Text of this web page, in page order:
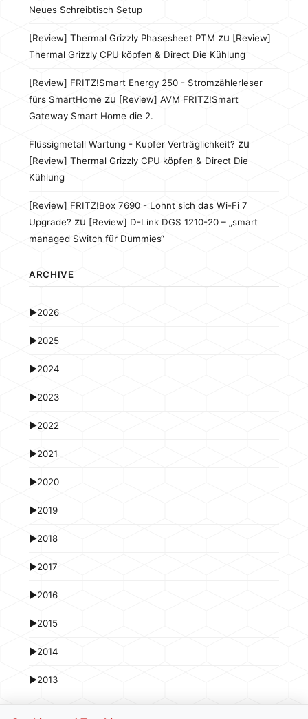
Neues Schreibtisch Setup
[Review] Thermal Grizzly Phasesheet PTM zu [Review]
Thermal Grizzly CPU köpfen & Direct Die Kühlung
[Review] FRITZ!Smart Energy 250 - Stromzählerleser
fürs SmartHome zu [Review] AVM FRITZ!Smart
Gateway Smart Home die 2.
Flüssigmetall Wartung - Kupfer Verträglichkeit? zu
[Review] Thermal Grizzly CPU köpfen & Direct Die
Kühlung
[Review] FRITZ!Box 7690 - Lohnt sich das Wi-Fi 7
Upgrade? zu [Review] D-Link DGS 1210-20 – „smart
managed Switch für Dummies“
ARCHIVE
►2026
►2025
►2024
►2023
►2022
►2021
►2020
►2019
►2018
►2017
►2016
►2015
►2014
►2013